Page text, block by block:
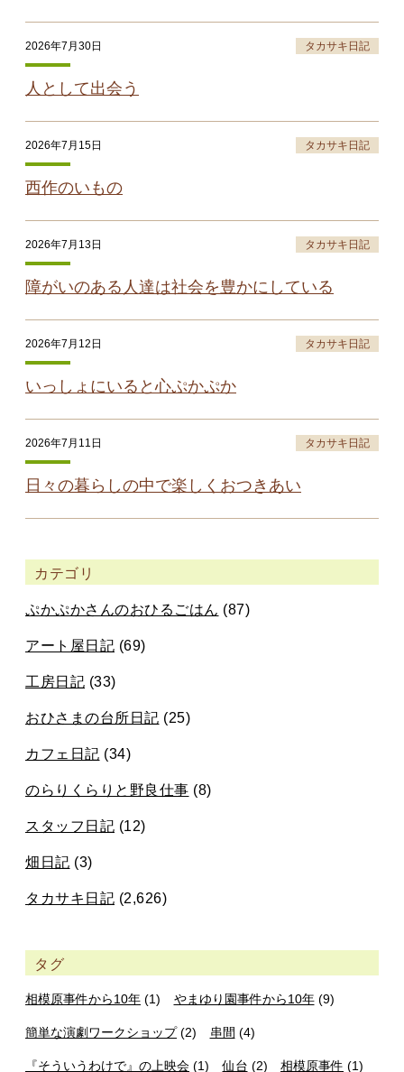
2026年7月30日 タカサキ日記
人として出会う
2026年7月15日 タカサキ日記
西作のいもの
2026年7月13日 タカサキ日記
障がいのある人達は社会を豊かにしている
2026年7月12日 タカサキ日記
いっしょにいると心ぷかぷか
2026年7月11日 タカサキ日記
日々の暮らしの中で楽しくおつきあい
カテゴリ
ぷかぷかさんのおひるごはん (87)
アート屋日記 (69)
工房日記 (33)
おひさまの台所日記 (25)
カフェ日記 (34)
のらりくらりと野良仕事 (8)
スタッフ日記 (12)
畑日記 (3)
タカサキ日記 (2,626)
タグ
相模原事件から10年 (1) やまゆり園事件から10年(9)
簡単な演劇ワークショップ(2) 串間 (4)
『そういうわけで』の上映会 (1) 仙台 (2) 相模原事件 (1)